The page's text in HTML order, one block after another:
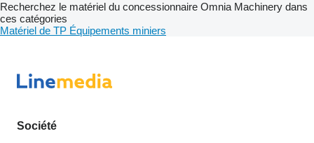
Recherchez le matériel du concessionnaire Omnia Machinery dans
ces catégories
Matériel de TP Équipements miniers
Société